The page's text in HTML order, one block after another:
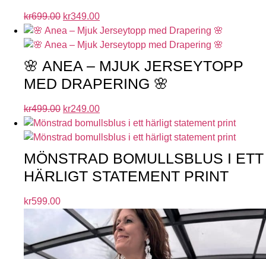
kr699.00 kr349.00
🌸 ANEA – MJUK JERSEYTOPP
MED DRAPERING 🌸
kr499.00 kr249.00
MÖNSTRAD BOMULLSBLUS I ETT
HÄRLIGT STATEMENT PRINT
kr599.00